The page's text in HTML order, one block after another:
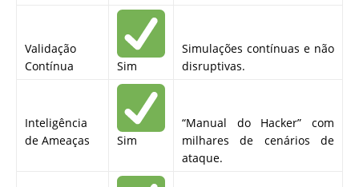
Validação
Contínua
Sim
Simulações contínuas e não
disruptivas.
Inteligência
de Ameaças
Sim
“Manual do Hacker” com
milhares de cenários de
ataque.